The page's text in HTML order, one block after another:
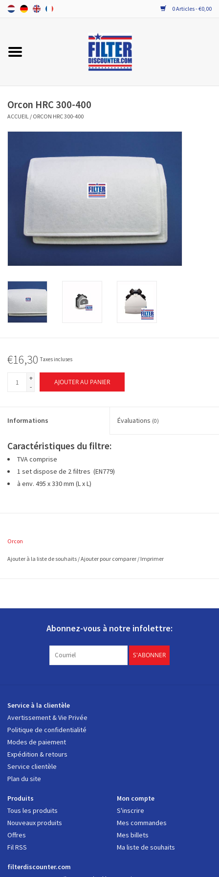
0 Articles - €0,00
Accueil
FLUX
PROBIOTICA ONDERHOUD
Orcon HRC 300-400
ACCUEIL / ORCON HRC 300-400
€16,30 Taxes incluses
+
-
AJOUTER AU PANIER
Informations Évaluations (0)
Caractéristiques du filtre:
TVA comprise
1 set dispose de 2 filtres (EN779)
à env. 495 x 330 mm (L x L)
Orcon
Ajouter à la liste de souhaits /Ajouter pour comparer / Imprimer
Abonnez-vous à notre infolettre:
S'ABONNER
Service à la clientèle
Avertissement & Vie Privée
Politique de confidentialité
Modes de paiement
Expédition & retours
Service clientèle
Plan du site
Produits
Tous les produits
Nouveaux produits
Offres
Fil RSS
Mon compte
S'inscrire
Mes commandes
Mes billets
Ma liste de souhaits
filterdiscounter.com